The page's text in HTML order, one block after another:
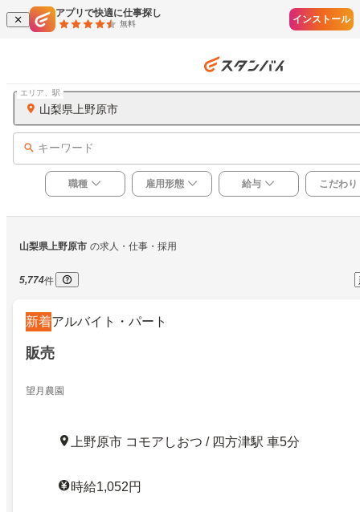
アプリで快適に仕事探し
無料 インストール
山梨県上野原市
エリア、駅
キーワード
職種 雇用形態 給与 こだわり
山梨県上野原市 の求人・仕事・採用
5,774件
新着アルバイト・パート
販売
望月農園
上野原市 コモアしおつ / 四方津駅 車5分
時給1,052円